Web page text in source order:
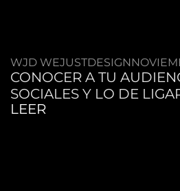
WJD WEJUSTDESIGN
CONOCER A TU
SOCIALES Y LO DE
LEER